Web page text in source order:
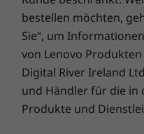
HDMI
SD-Kartenleser
Kopfhörer-/Mikrofon-
Die Übertragungsgeschwindigkeiten
Abhängig von vielen Faktoren wie der
Ultimative PC-
‑Sicherheit
Begeben Sie sich auf
mitLenovo Smart
Kontrolle, ganz
bestellen möchten,
Sie“, um
von Lenovo
Digital River Ireland
und Händler für die in
Produkte und